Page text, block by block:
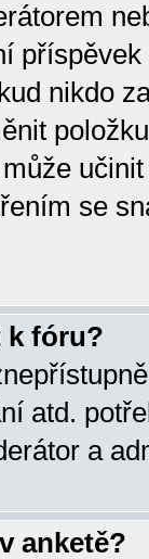
nikdo
se
k fóru?
atd.
a
anketě?